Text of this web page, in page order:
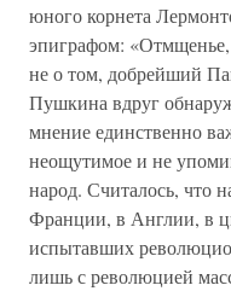
юного корнета
эпиграфом: «Отмщенье,
не о том, добрейший
Пушкина вдруг
мнение единственно
неощутимое и не
народ. Считалось, что
Франции, в Англии, в
испытавших
лишь с революцией